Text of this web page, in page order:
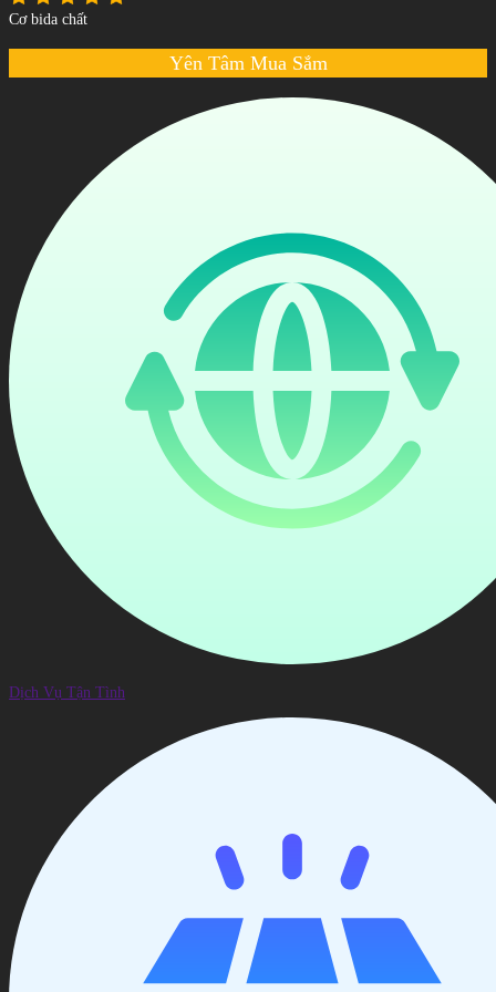
Cơ bida chất
Yên Tâm Mua Sắm
Dịch Vụ Tận Tình